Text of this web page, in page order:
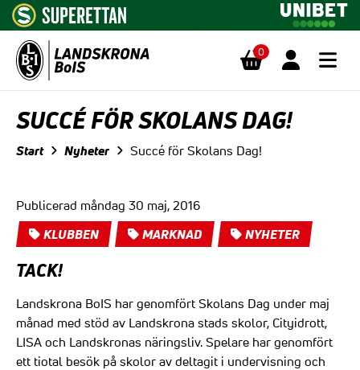
0
SUCCÉ FÖR SKOLANS DAG!
Start Nyheter Succé för Skolans Dag!
Publicerad måndag 30 maj, 2016
KLUBBEN MARKNAD NYHETER
TACK!
Landskrona BoIS har genomfört Skolans Dag under maj
månad med stöd av Landskrona stads skolor, Cityidrott,
LISA och Landskronas näringsliv. Spelare har genomfört
ett tiotal besök på skolor av deltagit i undervisning och